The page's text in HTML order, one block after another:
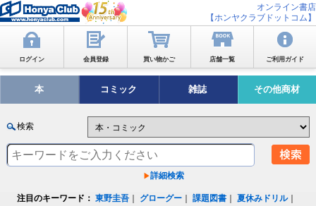
オンライン書店
【ホンヤクラブドットコム】
ログイン 会員登録 買い物かご 店舗一覧 ご利用ガイド
本 コミック 雑誌 その他商材
検索
詳細検索
注目のキーワード： 東野圭吾 グローグー ｜課題図書 ｜夏休みドリル｜